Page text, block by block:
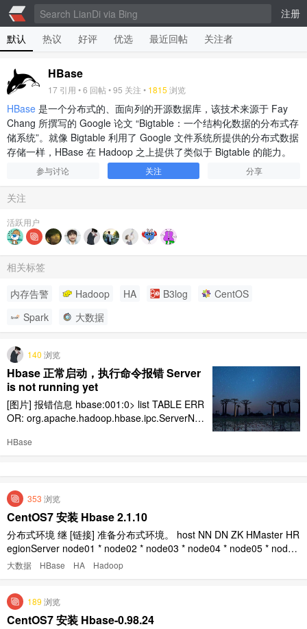
注册
默认
热议 好评 优选 最近回帖 关注者
HBase
17 引用 •6 回帖 •95 关注 • 1815 浏览
HBase 是一个分布式的、面向列的开源数据库，该技术来源于 Fay
Chang 所撰写的 Google 论文 “Bigtable：一个结构化数据的分布式存
储系统”。就像 Bigtable 利用了 Google 文件系统所提供的分布式数据
存储一样，HBase 在 Hadoop 之上提供了类似于 Bigtable 的能力。
参与讨论 关注 分享
关注
活跃用户
相关标签
内存告警
Hadoop HA B3log
CentOS
Spark
大数据
140 浏览
Hbase 正常启动，执行命令报错 Server
is not running yet
[图片] 报错信息 hbase:001:0> list TABLE ERR
OR: org.apache.hadoop.hbase.ipc.ServerNot
t [图片] 两种解决方式 第一种因为 hadoop 模式
HBase
353 浏览
CentOS7 安装 Hbase 2.1.10
分布式环境 继 [链接] 准备分布式环境。 host NN DN ZK HMaster HR
egionServer node01 * node02 * node03 * node04 * node05 * node0
6 * * * node07 * * node08 * * * 1. HBASE 应用部署 1.1 安装 ..
大数据 HBase HA Hadoop
189 浏览
CentOS7 安装 Hbase-0.98.24